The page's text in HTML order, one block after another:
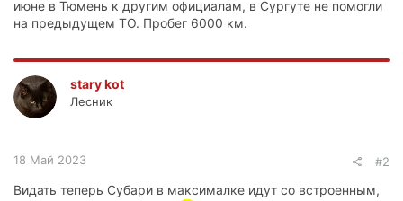
июне в Тюмень к другим официалам, в Сургуте не помогли
на предыдущем ТО. Пробег 6000 км.
stary kot
Лесник
18 Май 2023 #2
Видать теперь Субари в максималке идут со встроенным,